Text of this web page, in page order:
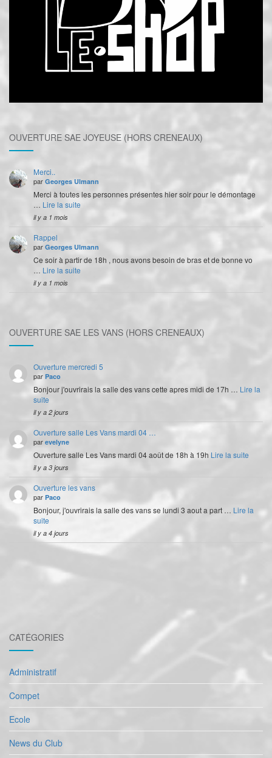
OUVERTURE SAE JOYEUSE (HORS CRENEAUX)
Merci..
par Georges Ulmann
Merci à toutes les personnes présentes hier soir pour le démontage
… Lire la suite
il y a 1 mois
Rappel
par Georges Ulmann
Ce soir à partir de 18h , nous avons besoin de bras et de bonne vo
… Lire la suite
il y a 1 mois
OUVERTURE SAE LES VANS (HORS CRENEAUX)
Ouverture mercredi 5
par Paco
Bonjour j'ouvrirais la salle des vans cette apres midi de 17h … Lire la
suite
il y a 2 jours
Ouverture salle Les Vans mardi 04 …
par evelyne
Ouverture salle Les Vans mardi 04 août de 18h à 19h Lire la suite
il y a 3 jours
Ouverture les vans
par Paco
Bonjour, j'ouvrirais la salle des vans se lundi 3 aout a part … Lire la
suite
il y a 4 jours
CATÉGORIES
Administratif
Compet
Ecole
News du Club